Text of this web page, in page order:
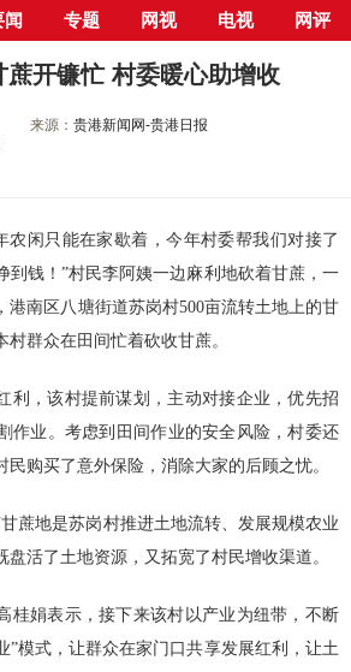
闻 专题 网视 电视 网评
心> 县市区> 港南区> 正文
蔗开镰忙 村委暖心助增收
来源：贵港新闻网-贵港日报
农闲只能在家歇着，今年村委帮我们对接了
到钱！”村民李阿姨一边麻利地砍着甘蔗，一
港南区八塘街道苏岗村500亩流转土地上的甘
村群众在田间忙着砍收甘蔗。
利，该村提前谋划，主动对接企业，优先招
作业。考虑到田间作业的安全风险，村委还
民购买了意外保险，消除大家的后顾之忧。
蔗地是苏岗村推进土地流转、发展规模农业
盘活了土地资源，又拓宽了村民增收渠道。
桂娟表示，接下来该村以产业为纽带，不断
”模式，让群众在家门口共享发展红利，让土